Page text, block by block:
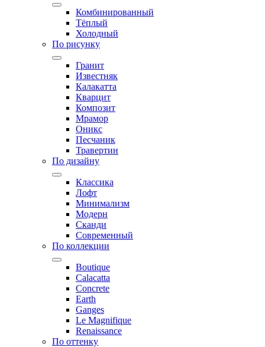
Комбинированный
Тёплый
Холодный
По рисунку
Гранит
Известняк
Калакатта
Кварцит
Композит
Мрамор
Оникс
Песчаник
Травертин
По дизайну
Классика
Лофт
Минимализм
Модерн
Сканди
Современный
По коллекции
Boutique
Calacatta
Concrete
Earth
Ganges
Le Magnifique
Renaissance
По оттенку